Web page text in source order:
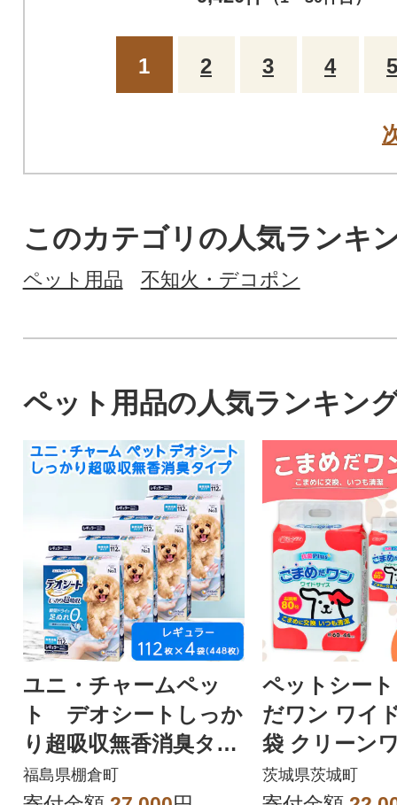
1 2 3 4 5
このカテゴリの人気ランキ
ペット用品 不知火・デコポン
ペット用品の人気ランキン
ユニ・チャームペッ
ト デオシートしっか
り超吸収無香消臭タイ
プ レギュラー112枚×
福島県棚倉町
ペットシー
だワン ワイ
袋 クリーンワン ペッ
トシーツ 犬
茨城県茨城町